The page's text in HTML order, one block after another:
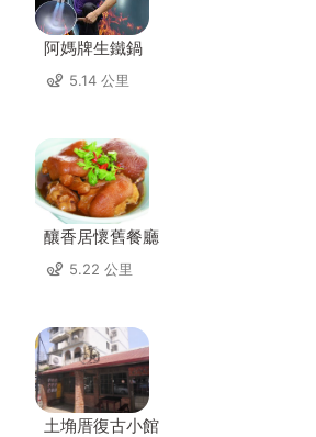
阿媽牌生鐵鍋
5.14 公里
釀香居懷舊餐廳
5.22 公里
土埆厝復古小館